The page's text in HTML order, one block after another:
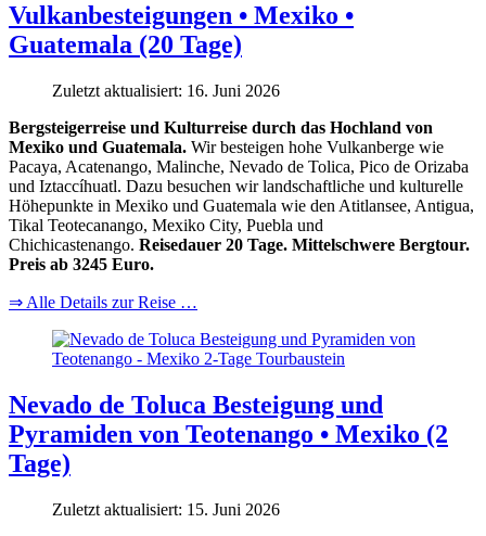
Vulkanbesteigungen • Mexiko •
Guatemala (20 Tage)
Zuletzt aktualisiert: 16. Juni 2026
Bergsteigerreise und Kulturreise durch das Hochland von
Mexiko und Guatemala. Wir besteigen hohe Vulkanberge wie
Pacaya, Acatenango, Malinche, Nevado de Tolica, Pico de Orizaba
und Iztaccíhuatl. Dazu besuchen wir landschaftliche und kulturelle
Höhepunkte in Mexiko und Guatemala wie den Atitlansee, Antigua,
Tikal Teotecanango, Mexiko City, Puebla und
Chichicastenango. Reisedauer 20 Tage. Mittelschwere Bergtour.
Preis ab 3245 Euro.
⇒ Alle Details zur Reise …
Nevado de Toluca Besteigung und
Pyramiden von Teotenango • Mexiko (2
Tage)
Zuletzt aktualisiert: 15. Juni 2026